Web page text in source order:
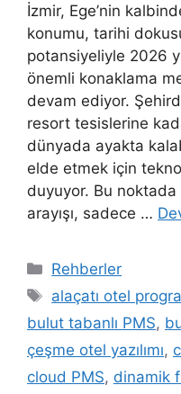
İzmir, Ege’nin
konumu, tarihi
potansiyeliyle 2026
önemli konaklama
devam ediyor.
resort tesislerine
dünyada ayakta
elde etmek için
duyuyor. Bu noktada
arayışı, sadece …
Kategoriler
Rehberler
Etiketler
alaçatı otel
bulut tabanlı PMS,
çeşme otel yazılımı,
cloud PMS, dinamik